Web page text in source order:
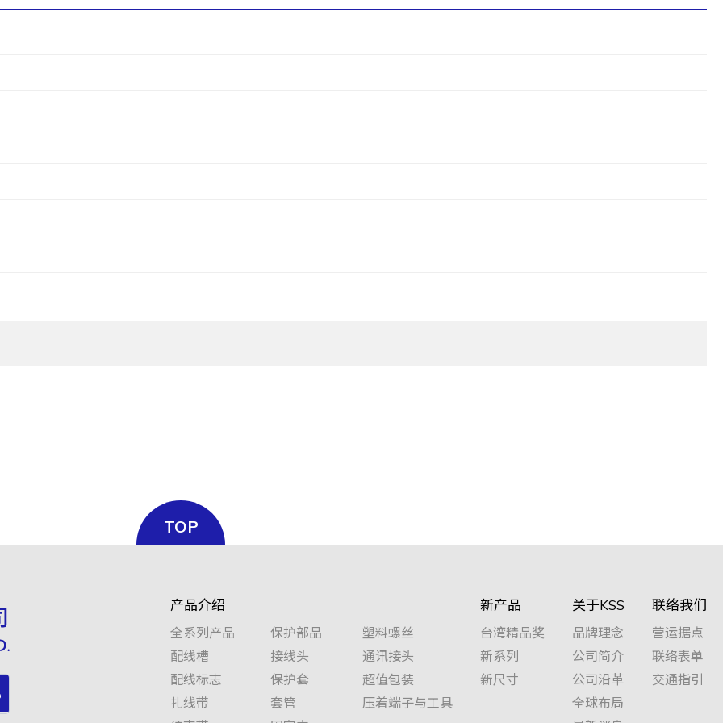
TOP
产品介绍
全系列产品
配线槽
配线标志
扎线带
保护部品
接线头
保护套
套管
塑料螺丝
通讯接头
超值包装
压着端子与工具
新产品
台湾精品奖
新系列
新尺寸
关于KSS
品牌理念
公司简介
公司沿革
全球布局
联络我们
营运据点
联络表单
交通指引